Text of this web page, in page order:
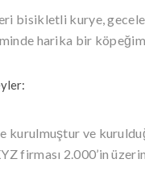
bisikletli kurye,
harika bir
kurulmuştur ve
firması 2.000’in